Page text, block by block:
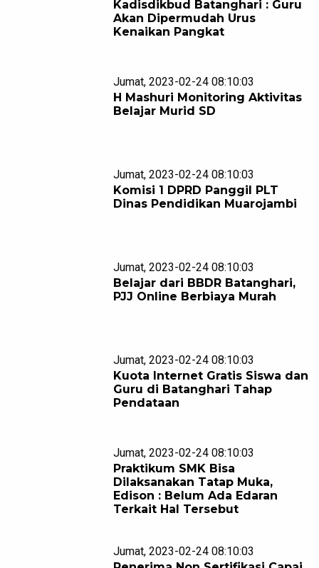
Kadisdikbud Batanghari : Guru
Akan Dipermudah Urus
Kenaikan Pangkat
Jumat, 2023-02-24 08:10:03
H Mashuri Monitoring Aktivitas
Belajar Murid SD
Jumat, 2023-02-24 08:10:03
Komisi 1 DPRD Panggil PLT
Dinas Pendidikan Muarojambi
Jumat, 2023-02-24 08:10:03
Belajar dari BBDR Batanghari,
PJJ Online Berbiaya Murah
Jumat, 2023-02-24 08:10:03
Kuota Internet Gratis Siswa dan
Guru di Batanghari Tahap
Pendataan
Jumat, 2023-02-24 08:10:03
Praktikum SMK Bisa
Dilaksanakan Tatap Muka,
Edison : Belum Ada Edaran
Terkait Hal Tersebut
Jumat, 2023-02-24 08:10:03